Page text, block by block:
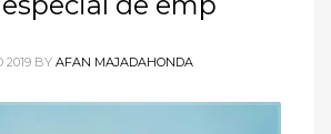
2019 BY AFAN MAJADAHONDA